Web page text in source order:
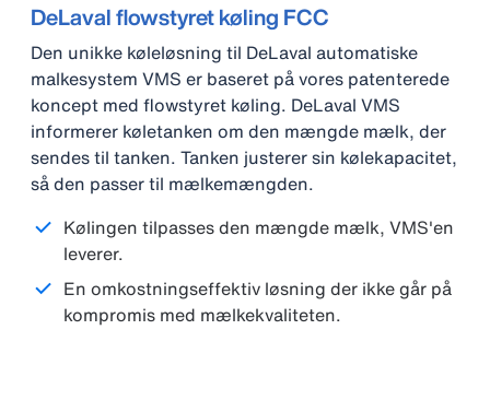
DeLaval flowstyret køling FCC
Den unikke køleløsning til DeLaval automatiske
malkesystem VMS er baseret på vores patenterede
koncept med flowstyret køling. DeLaval VMS
informerer køletanken om den mængde mælk, der
sendes til tanken. Tanken justerer sin kølekapacitet,
så den passer til mælkemængden.
Kølingen tilpasses den mængde mælk, VMS'en
leverer.
En omkostningseffektiv løsning der ikke går på
kompromis med mælkekvaliteten.